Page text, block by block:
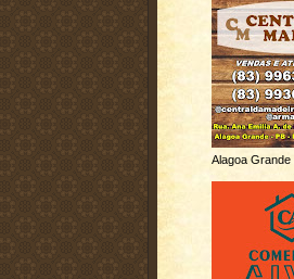
Alagoa Grande